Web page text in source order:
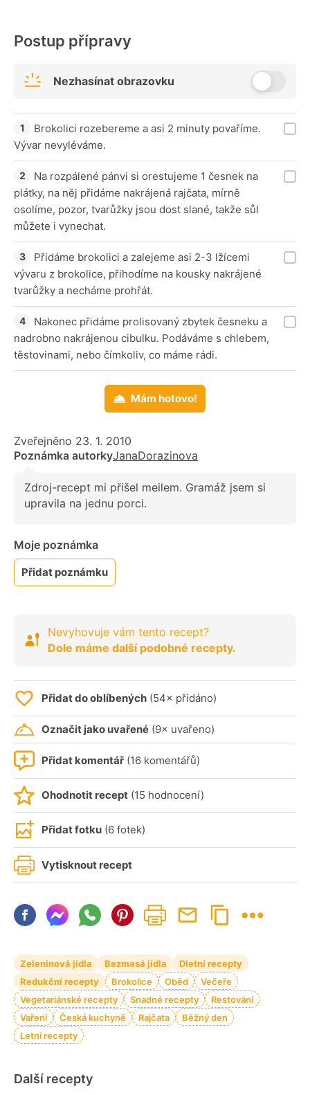
Postup přípravy
Nezhasínat obrazovku
Brokolici rozebereme a asi 2 minuty povaříme.
Vývar nevyléváme.
Na rozpálené pánvi si orestujeme 1 česnek na
plátky, na něj přidáme nakrájená rajčata, mírně
osolíme, pozor, tvarůžky jsou dost slané, takže sůl
můžete i vynechat.
Přidáme brokolici a zalejeme asi 2-3 lžícemi
vývaru z brokolice, přihodíme na kousky nakrájené
tvarůžky a necháme prohřát.
Nakonec přidáme prolisovaný zbytek česneku a
nadrobno nakrájenou cibulku. Podáváme s chlebem,
těstovinami, nebo čímkoliv, co máme rádi.
Mám hotovo!
Zveřejněno 23. 1. 2010
Poznámka autorkyJanaDorazinova
Zdroj-recept mi přišel meilem. Gramáž jsem si
upravila na jednu porci.
Moje poznámka
Přidat poznámku
Nevyhovuje vám tento recept?
Dole máme další podobné recepty.
Přidat do oblíbených (54× přidáno)
Označit jako uvařené (9× uvařeno)
Přidat komentář (16 komentářů)
Ohodnotit recept (15 hodnocení)
Přidat fotku (6 fotek)
Vytisknout recept
Zeleninová jídla Bezmasá jídla
Dietní recepty
Redukční recepty
Brokolice Oběd
Večeře
Vegetariánské recepty
Snadné recepty
Restování
Vaření
Česká kuchyně Rajčata
Běžný den
Letní recepty
Další recepty